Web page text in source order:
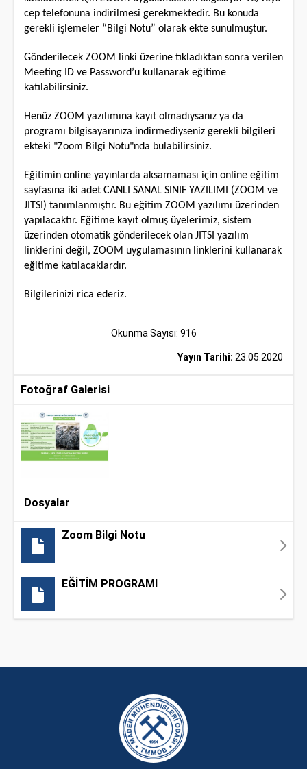
cep telefonuna indirilmesi gerekmektedir. Bu konuda
gerekli işlemeler “Bilgi Notu” olarak ekte sunulmuştur.
Gönderilecek ZOOM linki üzerine tıkladıktan sonra verilen
Meeting ID ve Password’u kullanarak eğitime
katılabilirsiniz.
Henüz ZOOM yazılımına kayıt olmadıysanız ya da
programı bilgisayarınıza indirmediyseniz gerekli bilgileri
ekteki "Zoom Bilgi Notu"nda bulabilirsiniz.
Eğitimin online yayınlarda aksamaması için online eğitim
sayfasına iki adet CANLI SANAL SINIF YAZILIMI (ZOOM ve
JITSI) tanımlanmıştır. Bu eğitim ZOOM yazılımı üzerinden
yapılacaktır. Eğitime kayıt olmuş üyelerimiz, sistem
üzerinden otomatik gönderilecek olan JITSI yazılım
linklerini değil, ZOOM uygulamasının linklerini kullanarak
eğitime katılacaklardır.
Bilgilerinizi rica ederiz.
Okunma Sayısı: 916
Yayın Tarihi: 23.05.2020
Fotoğraf Galerisi
Dosyalar
Zoom Bilgi Notu
EĞİTİM PROGRAMI